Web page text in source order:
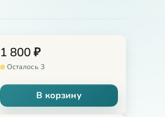
1 800 ₽
Осталось 3
В корзину